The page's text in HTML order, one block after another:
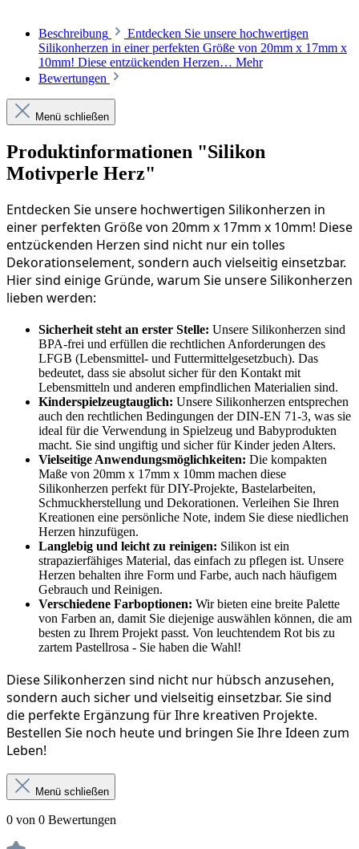
Beschreibung
Entdecken Sie unsere hochwertigen
Silikonherzen in einer perfekten Größe von 20mm x 17mm x
10mm! Diese entzückenden Herzen… Mehr
Bewertungen
Menü schließen
Produktinformationen "Silikon
Motivperle Herz"
Entdecken Sie unsere hochwertigen Silikonherzen in
einer perfekten Größe von 20mm x 17mm x 10mm! Diese
entzückenden Herzen sind nicht nur ein tolles
Dekorationselement, sondern auch vielseitig einsetzbar.
Hier sind einige Gründe, warum Sie unsere Silikonherzen
lieben werden:
Sicherheit steht an erster Stelle: Unsere Silikonherzen sind
BPA-frei und erfüllen die rechtlichen Anforderungen des
LFGB (Lebensmittel- und Futtermittelgesetzbuch). Das
bedeutet, dass sie absolut sicher für den Kontakt mit
Lebensmitteln und anderen empfindlichen Materialien sind.
Kinderspielzeugtauglich: Unsere Silikonherzen entsprechen
auch den rechtlichen Bedingungen der DIN-EN 71-3, was sie
ideal für die Verwendung in Spielzeug und Babyprodukten
macht. Sie sind ungiftig und sicher für Kinder jeden Alters.
Vielseitige Anwendungsmöglichkeiten: Die kompakten
Maße von 20mm x 17mm x 10mm machen diese
Silikonherzen perfekt für DIY-Projekte, Bastelarbeiten,
Schmuckherstellung und Dekorationen. Verleihen Sie Ihren
Kreationen eine persönliche Note, indem Sie diese niedlichen
Herzen hinzufügen.
Langlebig und leicht zu reinigen: Silikon ist ein
strapazierfähiges Material, das einfach zu pflegen ist. Unsere
Herzen behalten ihre Form und Farbe, auch nach häufigem
Gebrauch und Reinigen.
Verschiedene Farboptionen: Wir bieten eine breite Palette
von Farben an, damit Sie diejenige auswählen können, die am
besten zu Ihrem Projekt passt. Von leuchtendem Rot bis zu
zartem Pastellrosa - Sie haben die Wahl!
Diese Silikonherzen sind nicht nur hübsch anzusehen,
sondern auch sicher und vielseitig einsetzbar. Sie sind
die perfekte Ergänzung für Ihre kreativen Projekte.
Bestellen Sie noch heute und bringen Sie Ihre Ideen zum
Leben!
Menü schließen
0 von 0 Bewertungen